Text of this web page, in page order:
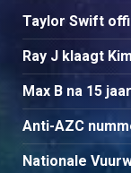
Taylor Swift
Ray J klaagt
Max B na 15
Anti-AZC
Nationale